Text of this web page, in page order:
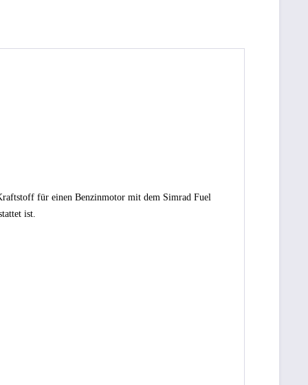
für einen Benzinmotor mit dem Simrad Fuel
ist.